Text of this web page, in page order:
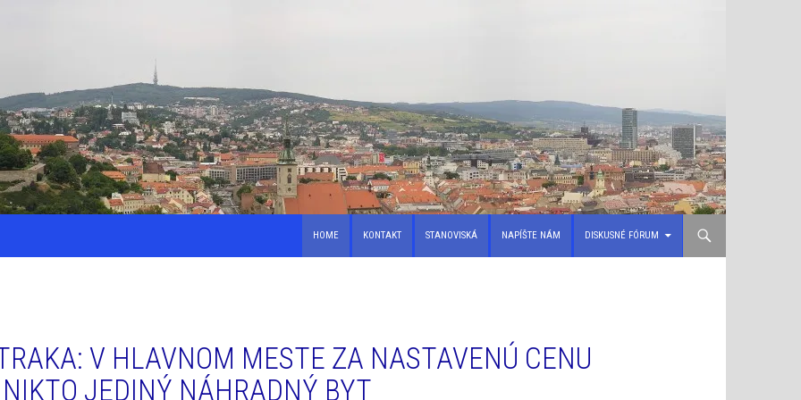
HOME KONTAKT STANOVISKÁ NAPÍŠTE NÁM DISKUSNÉ FÓRUM
V HLAVNOM MESTE ZA NASTAVENÚ CENU
JEDINÝ NÁHRADNÝ BYT